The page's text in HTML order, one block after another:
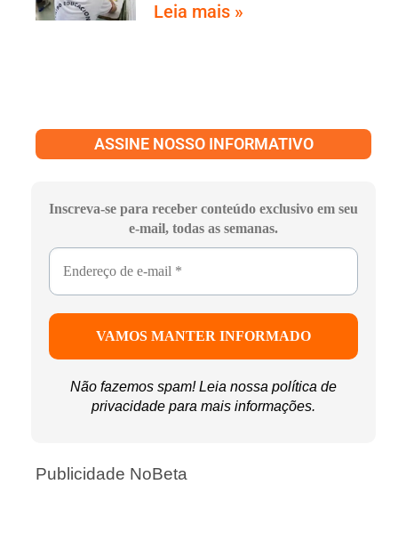
Leia mais »
ASSINE NOSSO INFORMATIVO
Inscreva-se para receber conteúdo exclusivo em seu
e-mail, todas as semanas.
Não fazemos spam! Leia nossa política de
privacidade para mais informações.
Publicidade NoBeta